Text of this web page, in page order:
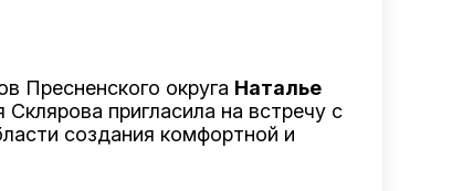
Пресненского округа Наталье
пригласила на встречу с
создания комфортной и